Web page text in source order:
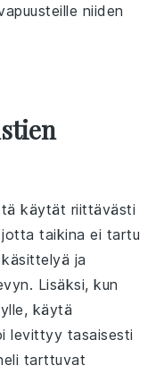
niiden
käytät riittävästi
jotta taikina ei tartu
ja
. Lisäksi, kun
käytä
levittyy tasaisesti
tarttuvat